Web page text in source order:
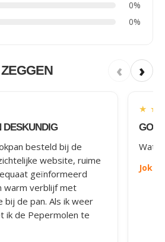
0%
0%
‹ ›
DESKUNDIG
besteld bij de
website, ruime
geïnformeerd
warm verblijf met
bij de pan. Als ik weer
ik de Pepermolen te
★ ★
Wat
Joke